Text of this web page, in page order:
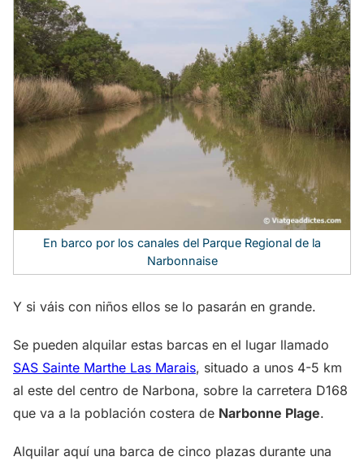
En barco por los canales del Parque Regional de la
Narbonnaise
Y si váis con niños ellos se lo pasarán en grande.
Se pueden alquilar estas barcas en el lugar llamado
SAS Sainte Marthe Las Marais, situado a unos 4-5 km
al este del centro de Narbona, sobre la carretera D168
que va a la población costera de Narbonne Plage.
Alquilar aquí una barca de cinco plazas durante una